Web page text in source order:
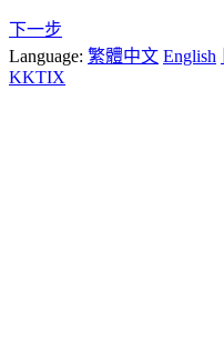
下一步
Language: 繁體中文 English
KKTIX